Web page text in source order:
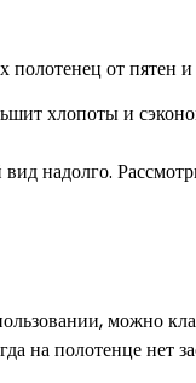
хлопоты и
надолго.
можно
на полотенце нет